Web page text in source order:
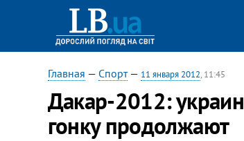
Главная — Спорт— 11 января 2012, 11:45
Дакар-2012:
гонку продолжают